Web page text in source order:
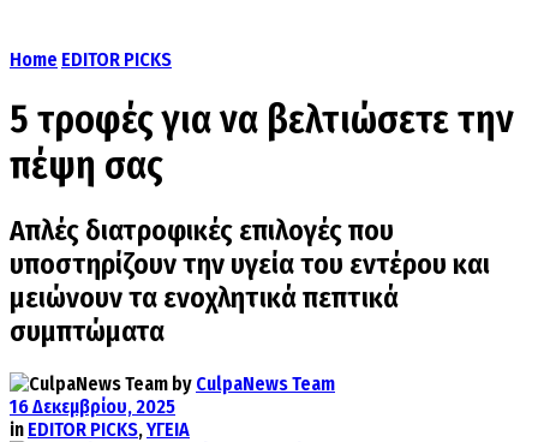
Home EDITOR PICKS
5 τροφές για να βελτιώσετε την
πέψη σας
Απλές διατροφικές επιλογές που
υποστηρίζουν την υγεία του εντέρου και
μειώνουν τα ενοχλητικά πεπτικά
συμπτώματα
by CulpaNews Team
16 Δεκεμβρίου, 2025
in EDITOR PICKS, ΥΓΕΙΑ